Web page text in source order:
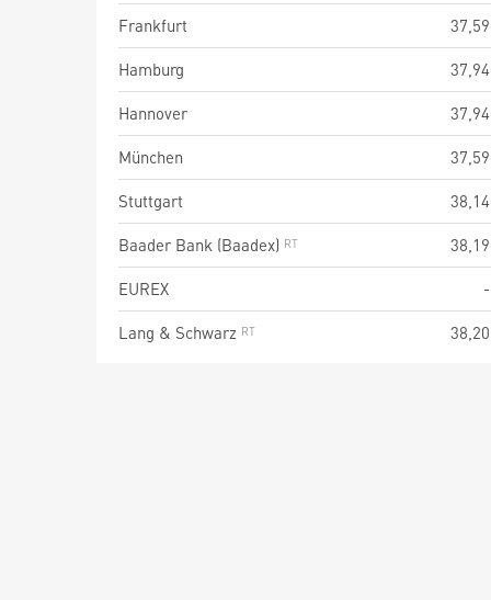
Frankfurt
37,59
Hamburg
37,94
Hannover
37,94
München
37,59
Stuttgart
38,14
Baader Bank (Baadex)
38,19
EUREX
-
Lang & Schwarz
38,20